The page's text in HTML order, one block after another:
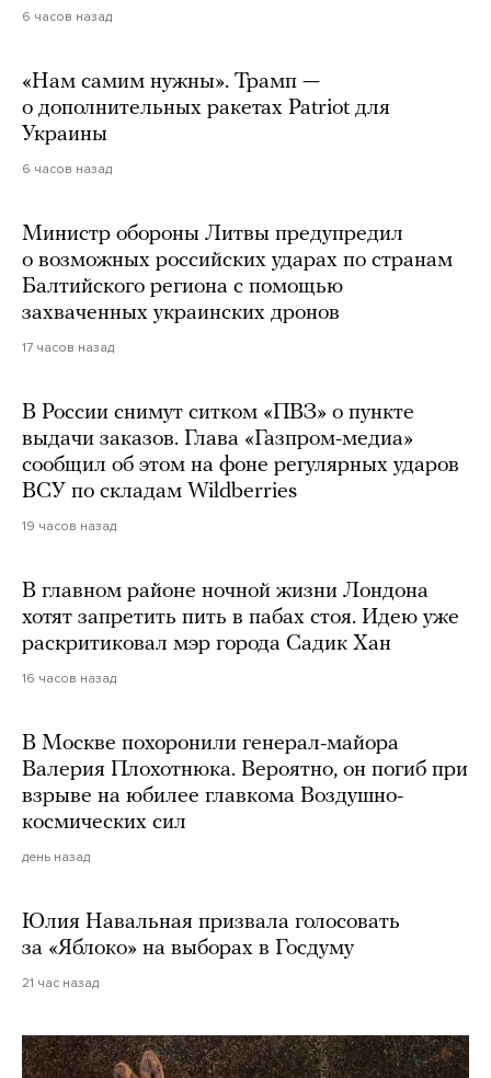
6 часов назад
«Нам самим нужны». Трамп —
о дополнительных ракетах Patriot для
Украины
6 часов назад
Министр обороны Литвы предупредил
о возможных российских ударах по странам
Балтийского региона с помощью
захваченных украинских дронов
17 часов назад
В России снимут ситком «ПВЗ» о пункте
выдачи заказов. Глава «Газпром-медиа»
сообщил об этом на фоне регулярных ударов
ВСУ по складам Wildberries
19 часов назад
В главном районе ночной жизни Лондона
хотят запретить пить в пабах стоя. Идею уже
раскритиковал мэр города Садик Хан
16 часов назад
В Москве похоронили генерал-майора
Валерия Плохотнюка. Вероятно, он погиб при
взрыве на юбилее главкома Воздушно-
космических сил
день назад
Юлия Навальная призвала голосовать
за «Яблоко» на выборах в Госдуму
21 час назад